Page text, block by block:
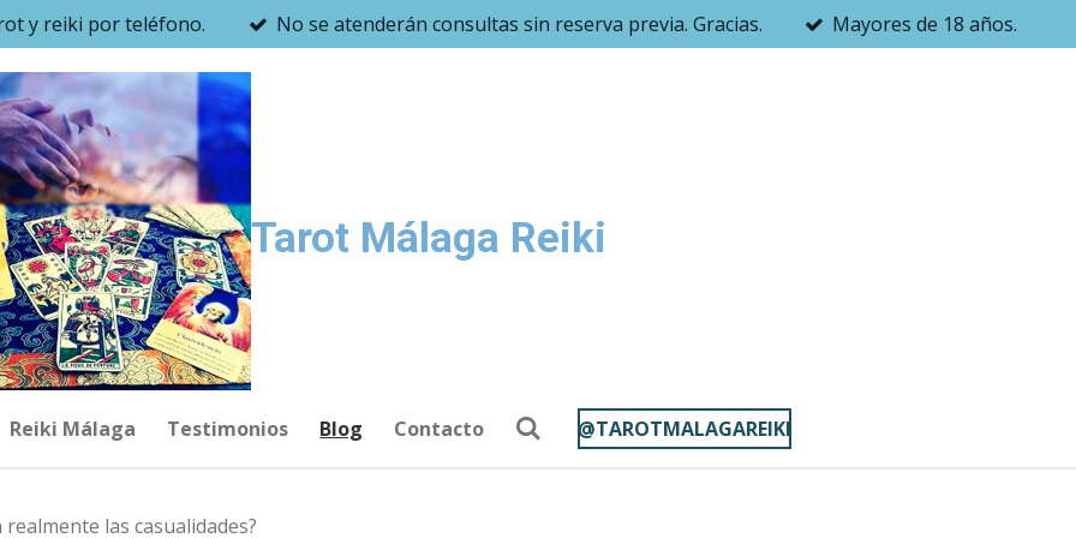
y reiki por teléfono. No se atenderán consultas sin reserva previa. Gracias. Mayores de 18 años.
Tarot Málaga Reiki
Reiki Málaga Testimonios Blog Contacto @TAROTMALAGAREIKI
realmente las casualidades?